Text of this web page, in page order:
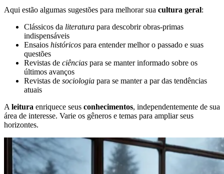
Aqui estão algumas sugestões para melhorar sua cultura geral:
Clássicos da literatura para descobrir obras-primas
indispensáveis
Ensaios históricos para entender melhor o passado e suas
questões
Revistas de ciências para se manter informado sobre os
últimos avanços
Revistas de sociologia para se manter a par das tendências
atuais
A leitura enriquece seus conhecimentos, independentemente de sua
área de interesse. Varie os gêneros e temas para ampliar seus
horizontes.